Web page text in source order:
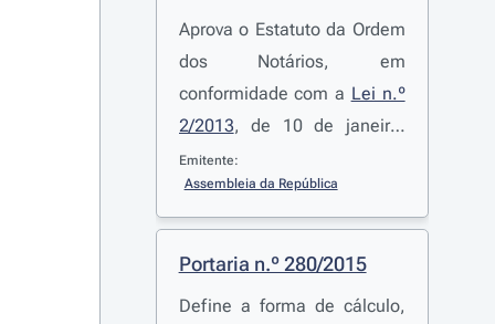
Aprova o Estatuto da Ordem
dos Notários, em
conformidade com a Lei n.º
2/2013, de 10 de janeiro,
que estabelece o regime
jurídico de criação,
organização e
funcionamento das
profissionais, revoga o
Emitente:
Assembleia da República
Portaria n.º 280/2015
Define a forma de cálculo,